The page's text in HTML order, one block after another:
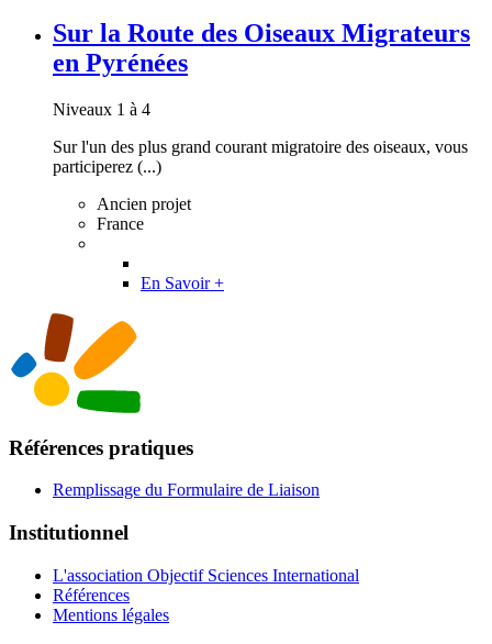
Sur la Route des Oiseaux Migrateurs
en Pyrénées
Niveaux 1 à 4
Sur l'un des plus grand courant migratoire des oiseaux, vous
participerez (...)
Ancien projet
France
En Savoir +
Références pratiques
Remplissage du Formulaire de Liaison
Institutionnel
L'association Objectif Sciences International
Références
Mentions légales